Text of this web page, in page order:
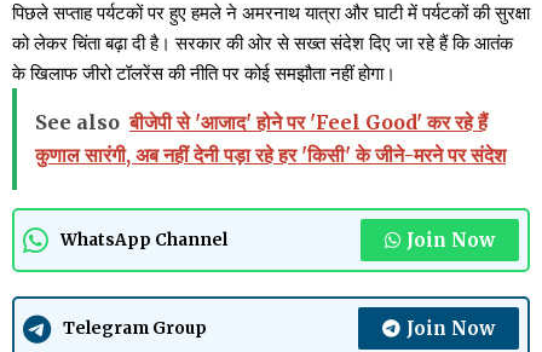
पिछले सप्ताह पर्यटकों पर हुए हमले ने अमरनाथ यात्रा और घाटी में पर्यटकों की सुरक्षा
को लेकर चिंता बढ़ा दी है। सरकार की ओर से सख्त संदेश दिए जा रहे हैं कि आतंक
के खिलाफ जीरो टॉलरेंस की नीति पर कोई समझौता नहीं होगा।
See also बीजेपी से 'आजाद' होने पर 'Feel Good' कर रहे हैं
कुणाल सारंगी, अब नहीं देनी पड़ा रहे हर 'किसी' के जीने-मरने पर संदेश
WhatsApp Channel Join Now
Telegram Group Join Now